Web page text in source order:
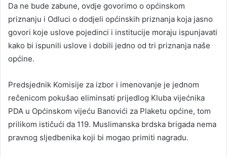
Da ne bude zabune, ovdje govorimo o općinskom
priznanju i Odluci o dodjeli općinskih priznanja koja jasno
govori koje uslove pojedinci i institucije moraju ispunjavati
kako bi ispunili uslove i dobili jedno od tri priznanja naše
općine.
Predsjednik Komisije za izbor i imenovanje je jednom
rečenicom pokušao eliminsati prijedlog Kluba vijećnika
PDA u Općinskom vijeću Banovići za Plaketu općine, tom
prilikom ističući da 119. Muslimanska brdska brigada nema
pravnog sljedbenika koji bi mogao primiti nagradu.